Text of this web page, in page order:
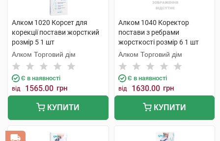
Алком 1020 Корсет для
корекції постави жорсткий
розмір 5 1 шт
Алком Торговий дім
Є в наявності
від 1565.00 грн
КУПИТИ
Алком 1040 Коректор
постави з ребрами
жорсткості розмір 6 1 шт
Алком Торговий дім
Є в наявності
від 1630.00 грн
КУПИТИ